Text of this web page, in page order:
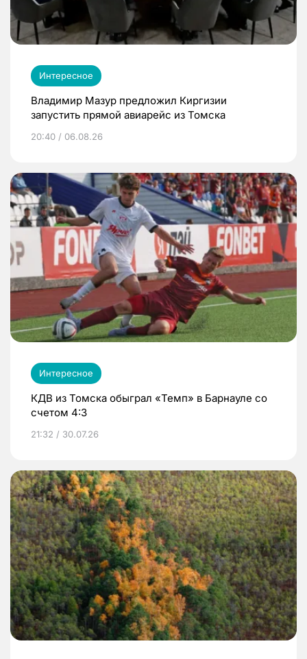
Интересное
Владимир Мазур предложил Киргизии
запустить прямой авиарейс из Томска
20:40 / 06.08.26
Интересное
КДВ из Томска обыграл «Темп» в Барнауле со
счетом 4:3
21:32 / 30.07.26